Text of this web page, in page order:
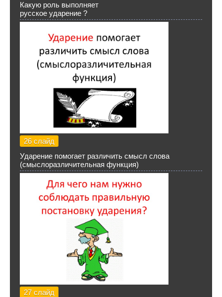
Какую роль выполняет
русское ударение ?
26 слайд
Ударение помогает различить смысл слова
(смыслоразличительная функция)
27 слайд